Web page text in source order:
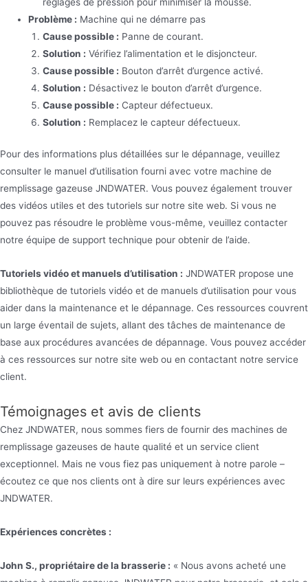
réglages de pression pour minimiser la mousse.
Problème : Machine qui ne démarre pas
Cause possible : Panne de courant.
Solution : Vérifiez l’alimentation et le disjoncteur.
Cause possible : Bouton d’arrêt d’urgence activé.
Solution : Désactivez le bouton d’arrêt d’urgence.
Cause possible : Capteur défectueux.
Solution : Remplacez le capteur défectueux.
Pour des informations plus détaillées sur le dépannage, veuillez
consulter le manuel d’utilisation fourni avec votre machine de
remplissage gazeuse JNDWATER. Vous pouvez également trouver
des vidéos utiles et des tutoriels sur notre site web. Si vous ne
pouvez pas résoudre le problème vous-même, veuillez contacter
notre équipe de support technique pour obtenir de l’aide.
Tutoriels vidéo et manuels d’utilisation : JNDWATER propose une
bibliothèque de tutoriels vidéo et de manuels d’utilisation pour vous
aider dans la maintenance et le dépannage. Ces ressources couvrent
un large éventail de sujets, allant des tâches de maintenance de
base aux procédures avancées de dépannage. Vous pouvez accéder
à ces ressources sur notre site web ou en contactant notre service
client.
Témoignages et avis de clients
Chez JNDWATER, nous sommes fiers de fournir des machines de
remplissage gazeuses de haute qualité et un service client
exceptionnel. Mais ne vous fiez pas uniquement à notre parole –
écoutez ce que nos clients ont à dire sur leurs expériences avec
JNDWATER.
Expériences concrètes :
John S., propriétaire de la brasserie : « Nous avons acheté une